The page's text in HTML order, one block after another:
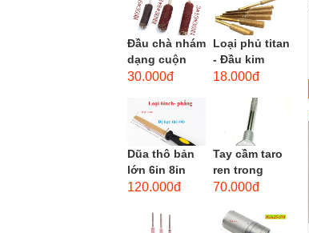
Đầu chà nhám
dạng cuộn
loại dài gắn
cốt 3mm
đầu...
30.000đ
Loại phủ titan
- Đầu kim
cương hình
(mũi mài...
18.000đ
Dũa thô bản
lớn 6in 8in
phẳng - độ
120.000đ
Tay cầm taro
ren trong
dùng cho mũi
M12
70.000đ